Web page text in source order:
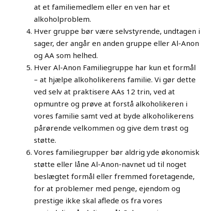
at et familiemedlem eller en ven har et
alkoholproblem.
Hver gruppe bør være selvstyrende, undtagen i
sager, der angår en anden gruppe eller Al-Anon
og AA som helhed.
Hver Al-Anon Familiegruppe har kun et formål
– at hjælpe alkoholikerens familie. Vi gør dette
ved selv at praktisere AAs 12 trin, ved at
opmuntre og prøve at forstå alkoholikeren i
vores familie samt ved at byde alkoholikerens
pårørende velkommen og give dem trøst og
støtte.
Vores familiegrupper bør aldrig yde økonomisk
støtte eller låne Al-Anon-navnet ud til noget
beslægtet formål eller fremmed foretagende,
for at problemer med penge, ejendom og
prestige ikke skal aflede os fra vores